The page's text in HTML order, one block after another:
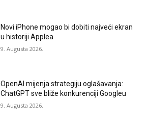
Novi iPhone mogao bi dobiti najveći ekran
u historiji Applea
9. Augusta 2026.
OpenAI mijenja strategiju oglašavanja:
ChatGPT sve bliže konkurenciji Googleu
9. Augusta 2026.